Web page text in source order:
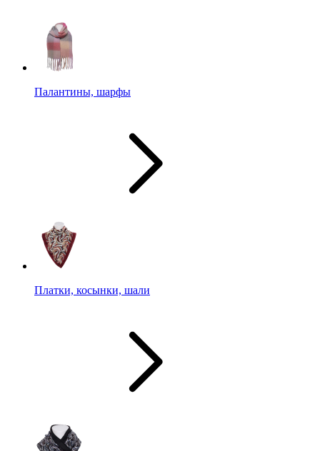
Палантины, шарфы
Платки, косынки, шали